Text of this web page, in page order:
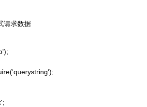
请求数据